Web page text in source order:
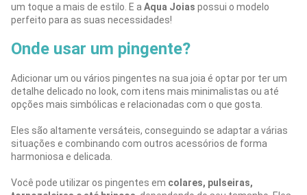
um toque a mais de estilo. E a Aqua Joias possui o modelo
perfeito para as suas necessidades!
Onde usar um pingente?
Adicionar um ou vários pingentes na sua joia é optar por ter um
detalhe delicado no look, com itens mais minimalistas ou até
opções mais simbólicas e relacionadas com o que gosta.
Eles são altamente versáteis, conseguindo se adaptar a várias
situações e combinando com outros acessórios de forma
harmoniosa e delicada.
Você pode utilizar os pingentes em colares, pulseiras,